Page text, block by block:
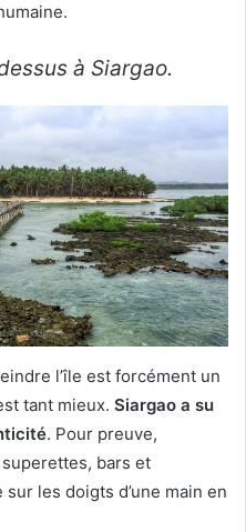
à Siargao.
l’île est forcément un
tant mieux. Siargao a su
. Pour preuve,
bars et
les doigts d’une main en